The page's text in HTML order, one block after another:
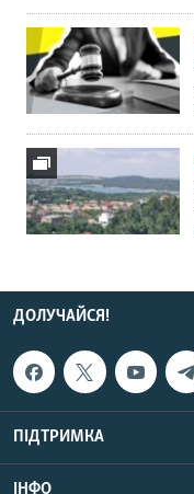
ДОЛУЧАЙСЯ!
ПІДТРИМКА
ІНФО